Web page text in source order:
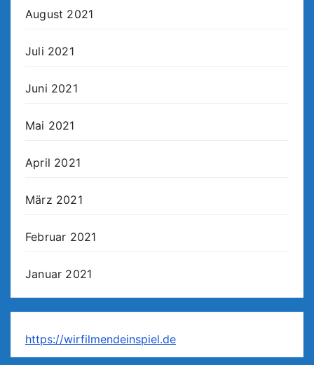
August 2021
Juli 2021
Juni 2021
Mai 2021
April 2021
März 2021
Februar 2021
Januar 2021
https://wirfilmendeinspiel.de